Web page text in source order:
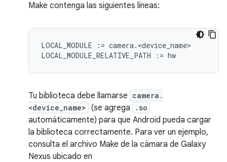
Make contenga las siguientes líneas:
LOCAL_MODULE := camera.<device_name>
Tu biblioteca debe llamarse camera.
<device_name> (se agrega .so
automáticamente) para que Android pueda cargar
la biblioteca correctamente. Para ver un ejemplo,
consulta el archivo Make de la cámara de Galaxy
Nexus ubicado en